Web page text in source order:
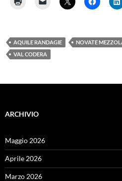
AQUILE RANDAGIE NOVATE
VAL CODERA
ARCHIVIO
Maggio 2026
Aprile 2026
Marzo 2026